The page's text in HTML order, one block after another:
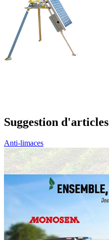
Suggestion d'articles
Anti-limaces